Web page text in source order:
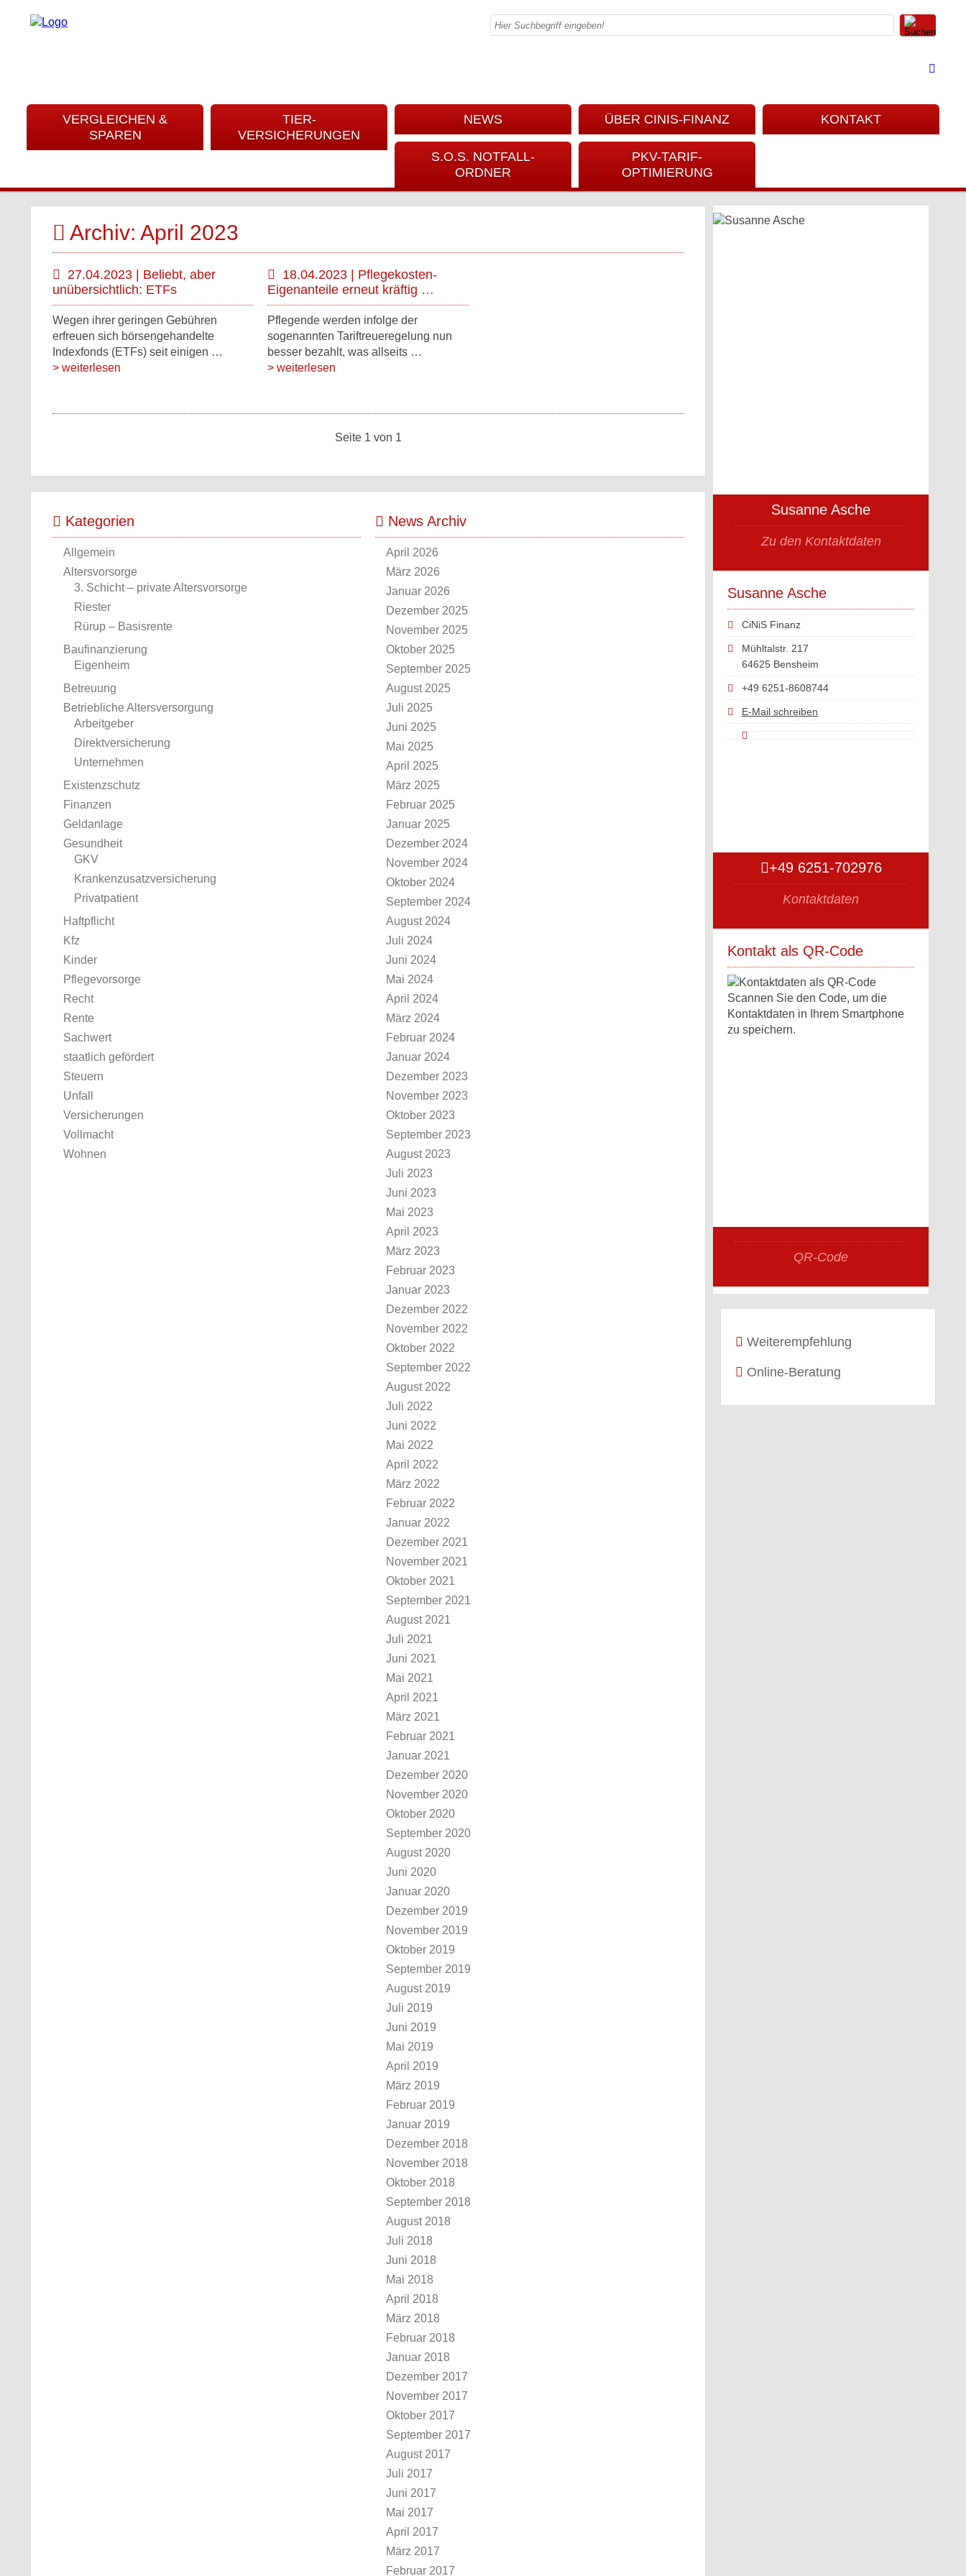
VERGLEICHEN &
SPAREN
TIER-
VERSICHERUNGEN
NEWS ÜBER CINIS-FINANZ KONTAKT
S.O.S. NOTFALL-
ORDNER
PKV-TARIF-
OPTIMIERUNG
Susanne Asche
Zu den Kontaktdaten
Susanne Asche
CiNiS Finanz
Mühltalstr. 217
64625 Bensheim
+49 6251-8608744
E-Mail schreiben
+49 6251-702976
Kontaktdaten
Kontakt als QR-Code
Scannen Sie den Code, um die
Kontaktdaten in Ihrem Smartphone
zu speichern.
QR-Code
Weiterempfehlung
Online-Beratung
Archiv: April 2023
27.04.2023 | Beliebt, aber
unübersichtlich: ETFs
Wegen ihrer geringen Gebühren
erfreuen sich börsengehandelte
Indexfonds (ETFs) seit einigen …
> weiterlesen
18.04.2023 | Pflegekosten-
Eigenanteile erneut kräftig …
Pflegende werden infolge der
sogenannten Tariftreueregelung nun
besser bezahlt, was allseits …
> weiterlesen
Seite 1 von 1
Kategorien
Allgemein
Altersvorsorge
3. Schicht – private Altersvorsorge
Riester
Rürup – Basisrente
Baufinanzierung
Eigenheim
Betreuung
Betriebliche Altersversorgung
Arbeitgeber
Direktversicherung
Unternehmen
Existenzschutz
Finanzen
Geldanlage
Gesundheit
GKV
Krankenzusatzversicherung
Privatpatient
Haftpflicht
Kfz
Kinder
Pflegevorsorge
Recht
Rente
Sachwert
staatlich gefördert
Steuern
Unfall
Versicherungen
Vollmacht
Wohnen
News Archiv
April 2026
März 2026
Januar 2026
Dezember 2025
November 2025
Oktober 2025
September 2025
August 2025
Juli 2025
Juni 2025
Mai 2025
April 2025
März 2025
Februar 2025
Januar 2025
Dezember 2024
November 2024
Oktober 2024
September 2024
August 2024
Juli 2024
Juni 2024
Mai 2024
April 2024
März 2024
Februar 2024
Januar 2024
Dezember 2023
November 2023
Oktober 2023
September 2023
August 2023
Juli 2023
Juni 2023
Mai 2023
April 2023
März 2023
Februar 2023
Januar 2023
Dezember 2022
November 2022
Oktober 2022
September 2022
August 2022
Juli 2022
Juni 2022
Mai 2022
April 2022
März 2022
Februar 2022
Januar 2022
Dezember 2021
November 2021
Oktober 2021
September 2021
August 2021
Juli 2021
Juni 2021
Mai 2021
April 2021
März 2021
Februar 2021
Januar 2021
Dezember 2020
November 2020
Oktober 2020
September 2020
August 2020
Juni 2020
Januar 2020
Dezember 2019
November 2019
Oktober 2019
September 2019
August 2019
Juli 2019
Juni 2019
Mai 2019
April 2019
März 2019
Februar 2019
Januar 2019
Dezember 2018
November 2018
Oktober 2018
September 2018
August 2018
Juli 2018
Juni 2018
Mai 2018
April 2018
März 2018
Februar 2018
Januar 2018
Dezember 2017
November 2017
Oktober 2017
September 2017
August 2017
Juli 2017
Juni 2017
Mai 2017
April 2017
März 2017
Februar 2017